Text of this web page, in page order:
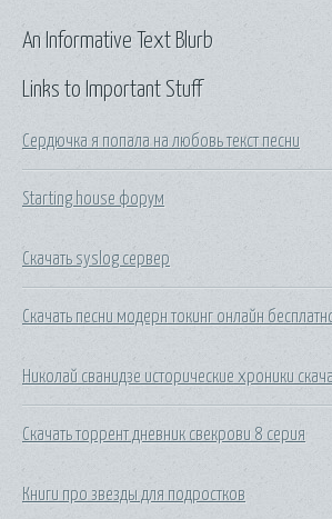
Links to Important Stuff
Сердючка я попала на любовь текст песни
Starting house форум
Скачать syslog сервер
Скачать песни модерн токинг онлайн
Николай сванидзе исторические хроники
Скачать торрент дневник свекрови 8 серия
Книги про звезды для подростков
An Informative Text Blurb